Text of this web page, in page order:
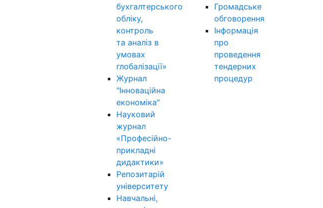
бухгалтерського
обліку,
контроль
та аналіз в
умовах
глобалізації»
Журнал
"Інноваційна
економіка"
Науковий
журнал
«Професійно-
прикладні
дидактики»
Репозитарій
університету
Навчальні,
Громадське
обговорення
Інформація
про
проведення
тендерних
процедур